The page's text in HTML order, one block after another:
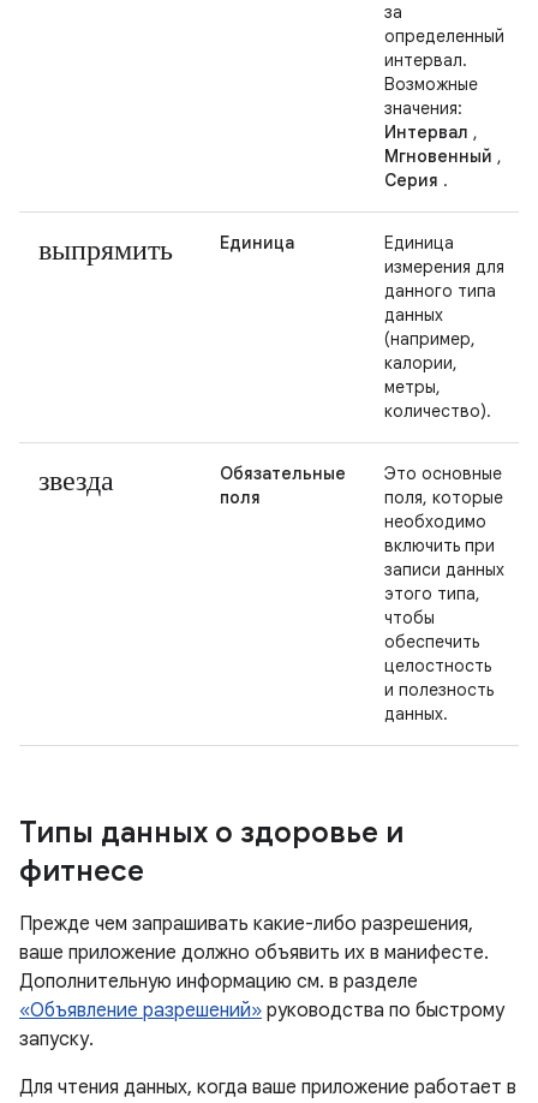
за
определенный
интервал.
Возможные
значения:
Интервал ,
Мгновенный ,
Серия .
выпрямить Единица
Единица
измерения для
данного типа
данных
(например,
калории,
метры,
количество).
звезда
Обязательные
поля
Это основные
поля, которые
необходимо
включить при
записи данных
этого типа,
чтобы
обеспечить
целостность
и полезность
данных.
Типы данных о здоровье и
фитнесе
Прежде чем запрашивать какие-либо разрешения,
ваше приложение должно объявить их в манифесте.
Дополнительную информацию см. в разделе
«Объявление разрешений» руководства по быстрому
запуску.
Для чтения данных, когда ваше приложение работает в